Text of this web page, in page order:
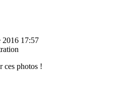
2016 17:57
ces photos !